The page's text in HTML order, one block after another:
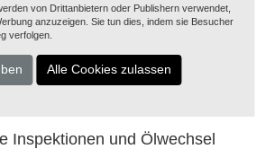
von Drittanbietern oder Publishern verwendet,
anzuzeigen. Sie tun dies, indem sie Besucher
verfolgen.
setzen wir moderne
originale oder kompatible
Inspektionen und Ölwechsel